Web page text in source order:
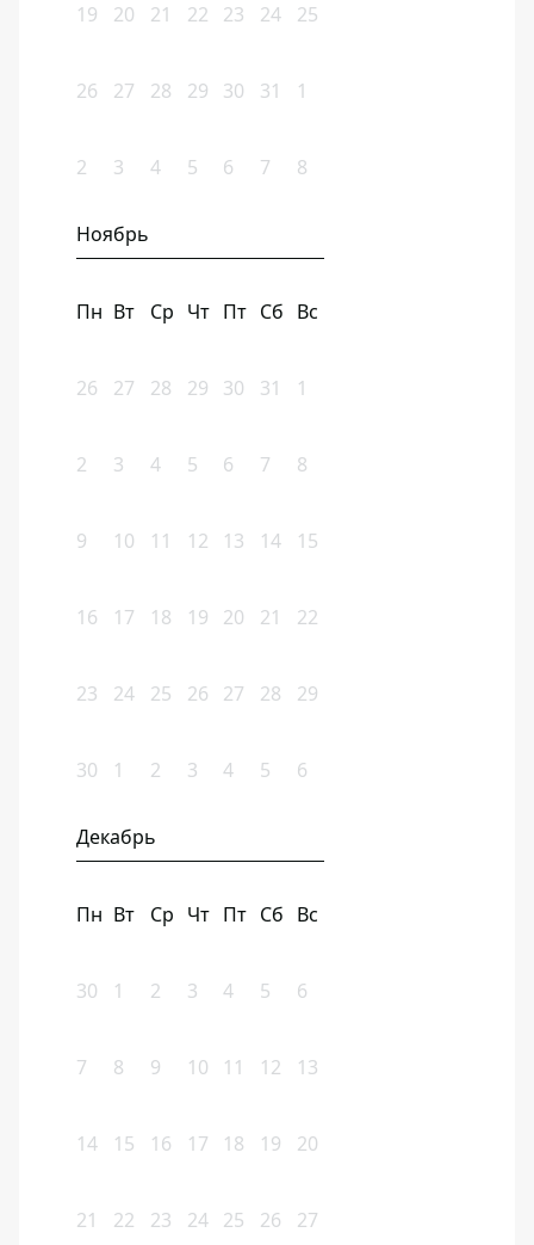
19 20 21 22 23 24 25
26 27 28 29 30 31 1
2 3 4 5 6 7 8
Ноябрь
Пн Вт Ср Чт Пт Сб Вс
26 27 28 29 30 31 1
2 3 4 5 6 7 8
9 10 11 12 13 14 15
16 17 18 19 20 21 22
23 24 25 26 27 28 29
30 1 2 3 4 5 6
Декабрь
Пн Вт Ср Чт Пт Сб Вс
30 1 2 3 4 5 6
7 8 9 10 11 12 13
14 15 16 17 18 19 20
21 22 23 24 25 26 27